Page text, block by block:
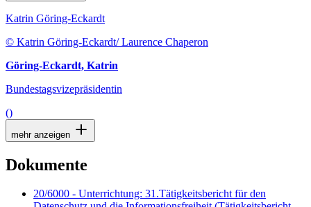
Katrin Göring-Eckardt
© Katrin Göring-Eckardt/ Laurence Chaperon
Göring-Eckardt, Katrin
Bundestagsvizepräsidentin
()
mehr anzeigen
Dokumente
20/6000 - Unterrichtung: 31.Tätigkeitsbericht für den